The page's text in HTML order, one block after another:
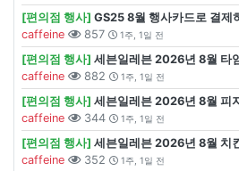
[편의점 행사] GS25 8월 행사카드로 결제
caffeine
857 1주, 1일 전
[편의점 행사] 세븐일레븐 2026년 8월 타
caffeine
882 1주, 1일 전
[편의점 행사] 세븐일레븐 2026년 8월 피
caffeine
344 1주, 1일 전
[편의점 행사] 세븐일레븐 2026년 8월 치
caffeine
352 1주, 1일 전